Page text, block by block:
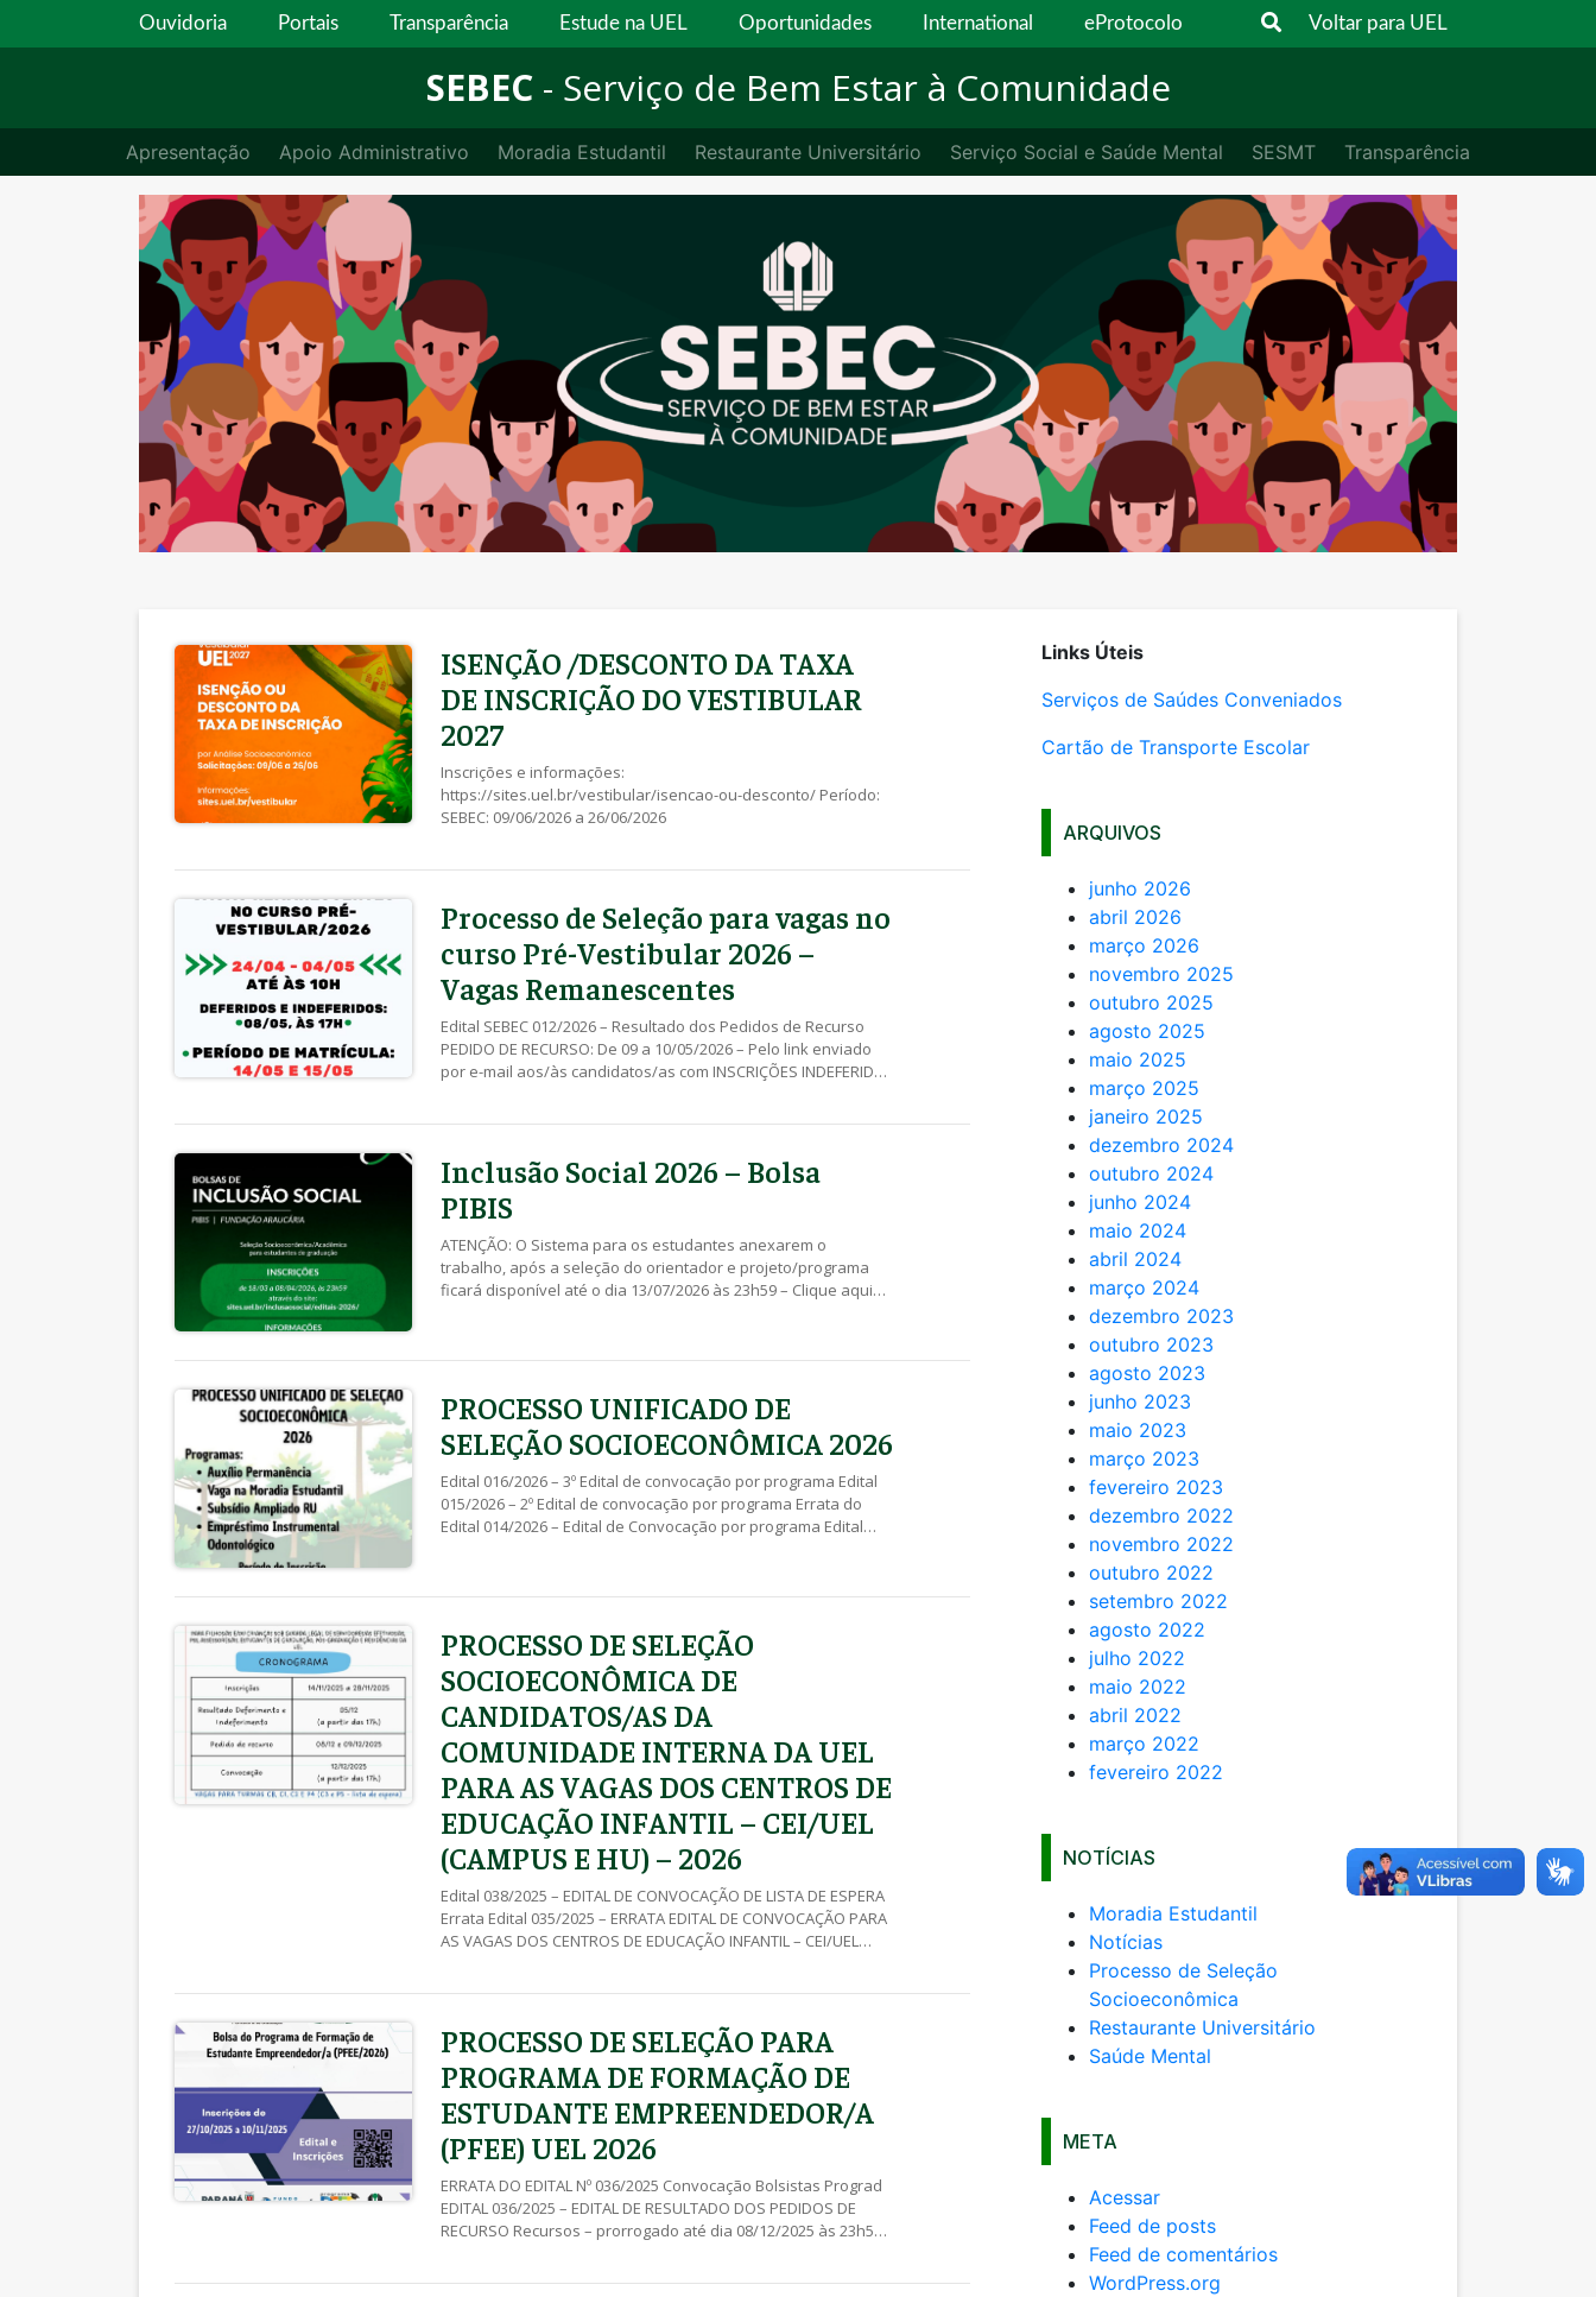
Ouvidoria Portais Transparência Estude na UEL Oportunidades International eProtocolo Voltar para UEL
SEBEC - Serviço de Bem Estar à Comunidade
Apresentação Apoio Administrativo Moradia Estudantil Restaurante Universitário Serviço Social e Saúde Mental SESMT Transparência
ISENÇÃO /DESCONTO DA TAXA
DE INSCRIÇÃO DO VESTIBULAR
2027
Inscrições e informações:
https://sites.uel.br/vestibular/isencao-ou-desconto/ Período:
SEBEC: 09/06/2026 a 26/06/2026
Processo de Seleção para vagas no
curso Pré-Vestibular 2026 –
Vagas Remanescentes
Edital SEBEC 012/2026 – Resultado dos Pedidos de Recurso
PEDIDO DE RECURSO: De 09 a 10/05/2026 – Pelo link enviado
por e-mail aos/às candidatos/as com INSCRIÇÕES INDEFERIDAS
Aqui Edital […]
Inclusão Social 2026 – Bolsa
PIBIS
ATENÇÃO: O Sistema para os estudantes anexarem o
trabalho, após a seleção do orientador e projeto/programa
ficará disponível até o dia 13/07/2026 às 23h59 – Clique aqui
aqui Edital SEBEC 017/2026 – Inscrição Deferidas e […]
PROCESSO UNIFICADO DE
SELEÇÃO SOCIOECONÔMICA 2026
Edital 016/2026 – 3º Edital de convocação por programa Edital
015/2026 – 2º Edital de convocação por programa Errata do
Edital 014/2026 – Edital de Convocação por programa Edital
11/05/2026 Edital 010/2026 – Inscrições Deferidas e Indeferidas
PROCESSO DE SELEÇÃO
SOCIOECONÔMICA DE
CANDIDATOS/AS DA
COMUNIDADE INTERNA DA UEL
PARA AS VAGAS DOS CENTROS DE
EDUCAÇÃO INFANTIL – CEI/UEL
(CAMPUS E HU) – 2026
Edital 038/2025 – EDITAL DE CONVOCAÇÃO DE LISTA DE ESPERA
Errata Edital 035/2025 – ERRATA EDITAL DE CONVOCAÇÃO PARA
AS VAGAS DOS CENTROS DE EDUCAÇÃO INFANTIL – CEI/UEL
PROCESSO DE SELEÇÃO PARA
PROGRAMA DE FORMAÇÃO DE
ESTUDANTE EMPREENDEDOR/A
(PFEE) UEL 2026
ERRATA DO EDITAL Nº 036/2025 Convocação Bolsistas Prograd
EDITAL 036/2025 – EDITAL DE RESULTADO DOS PEDIDOS DE
RECURSO Recursos – prorrogado até dia 08/12/2025 às 23h59
Links Úteis
Serviços de Saúdes Conveniados
Cartão de Transporte Escolar
ARQUIVOS
junho 2026
abril 2026
março 2026
novembro 2025
outubro 2025
agosto 2025
maio 2025
março 2025
janeiro 2025
dezembro 2024
outubro 2024
junho 2024
maio 2024
abril 2024
março 2024
dezembro 2023
outubro 2023
agosto 2023
junho 2023
maio 2023
março 2023
fevereiro 2023
dezembro 2022
novembro 2022
outubro 2022
setembro 2022
agosto 2022
julho 2022
maio 2022
abril 2022
março 2022
fevereiro 2022
NOTÍCIAS
Moradia Estudantil
Notícias
Processo de Seleção
Socioeconômica
Restaurante Universitário
Saúde Mental
META
Acessar
Feed de posts
Feed de comentários
WordPress.org